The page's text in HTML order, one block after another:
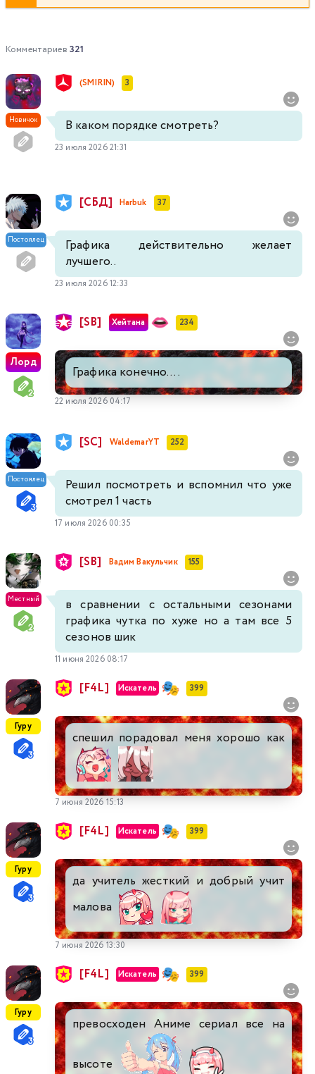
Комментариев 321
Новичок
(SMIRIN) 3
В каком порядке смотреть?
23 июля 2026 21:31
Постоялец
[СБД] Harbuk 37
Графика действительно желает
лучшего..
23 июля 2026 12:33
Лорд
[SB] Хейтана 234
Графика конечно....
22 июля 2026 04:17
Постоялец
[SC] WaldemarYT 252
Решил посмотреть и вспомнил что уже
смотрел 1 часть
17 июля 2026 00:35
Местный
[SB] Вадим Вакульчик 155
в сравнении с остальными сезонами
графика чутка по хуже но а там все 5
сезонов шик
11 июня 2026 08:17
Гуру
[F4L] Искатель 399
спешил порадовал меня хорошо как
7 июня 2026 15:13
Гуру
[F4L] Искатель 399
да учитель жесткий и добрый учит
малова
7 июня 2026 13:30
Гуру
[F4L] Искатель 399
превосходен Аниме сериал все на
высоте